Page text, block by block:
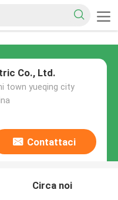
Co., Ltd.
town yueqing city
Contattaci
Circa noi